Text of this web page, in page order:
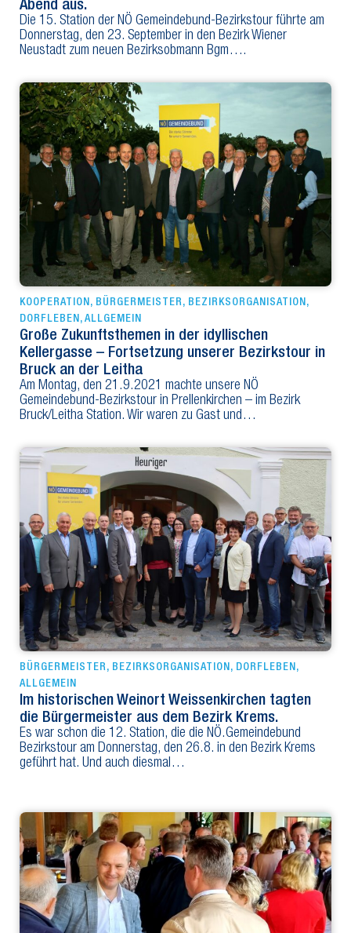
Abend aus.
Die 15. Station der NÖ Gemeindebund-Bezirkstour führte am
Donnerstag, den 23. September in den Bezirk Wiener
Neustadt zum neuen Bezirksobmann Bgm….
KOOPERATION , BÜRGERMEISTER , BEZIRKSORGANISATION ,
DORFLEBEN , ALLGEMEIN
Große Zukunftsthemen in der idyllischen
Kellergasse – Fortsetzung unserer Bezirkstour in
Bruck an der Leitha
Am Montag, den 21.9.2021 machte unsere NÖ
Gemeindebund-Bezirkstour in Prellenkirchen – im Bezirk
Bruck/Leitha Station. Wir waren zu Gast und…
BÜRGERMEISTER , BEZIRKSORGANISATION , DORFLEBEN ,
ALLGEMEIN
Im historischen Weinort Weissenkirchen tagten
die Bürgermeister aus dem Bezirk Krems.
Es war schon die 12. Station, die die NÖ.Gemeindebund
Bezirkstour am Donnerstag, den 26.8. in den Bezirk Krems
geführt hat. Und auch diesmal…